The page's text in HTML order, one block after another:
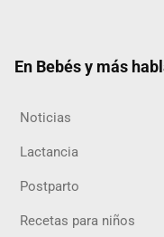
En Bebés y más
Noticias
Lactancia
Postparto
Recetas para niños